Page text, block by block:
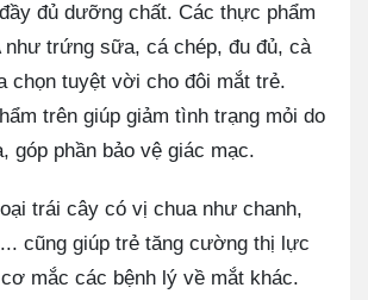
đủ dưỡng chất. Các thực phẩm
như trứng sữa, cá chép, đu đủ, cà
chọn tuyệt vời cho đôi mắt trẻ.
trên giúp giảm tình trạng mỏi do
góp phần bảo vệ giác mạc.
trái cây có vị chua như chanh,
cũng giúp trẻ tăng cường thị lực
mắc các bệnh lý về mắt khác.